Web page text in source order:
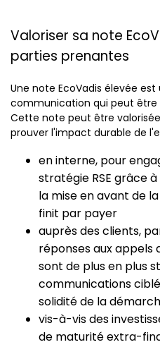
Valoriser sa note
parties prenantes
Une note EcoVadis élevée
communication qui peut être
Cette note peut être
prouver l'impact durable de
en interne, pour
stratégie RSE grâce
la mise en avant de
finit par payer
auprès des clients,
réponses aux appels
sont de plus en plus
communications
solidité de la
vis-à-vis des
de maturité extra-